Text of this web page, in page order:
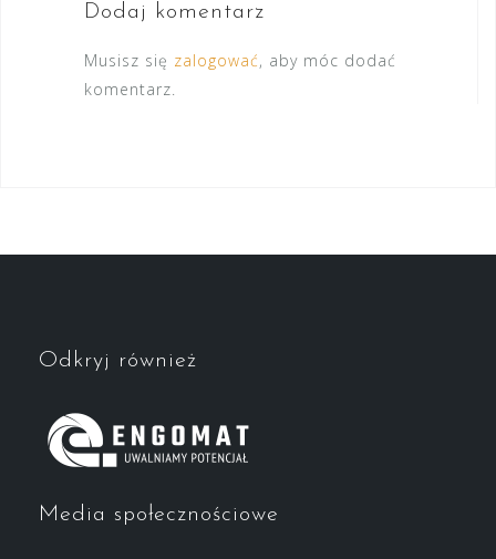
Dodaj komentarz
Musisz się zalogować, aby móc dodać
komentarz.
Odkryj również
Media społecznościowe